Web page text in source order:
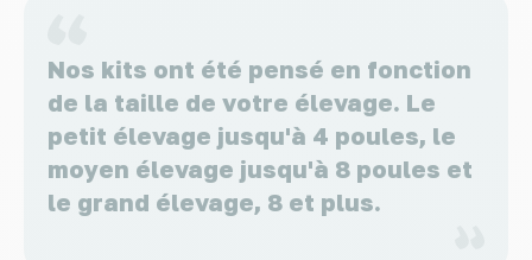
Nos kits ont été pensé en fonction
de la taille de votre élevage. Le
petit élevage jusqu'à 4 poules, le
moyen élevage jusqu'à 8 poules et
le grand élevage, 8 et plus.